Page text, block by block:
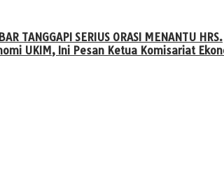
TANGGAPI SERIUS ORASI MENANTU HRS.
UKIM, Ini Pesan Ketua Komisariat